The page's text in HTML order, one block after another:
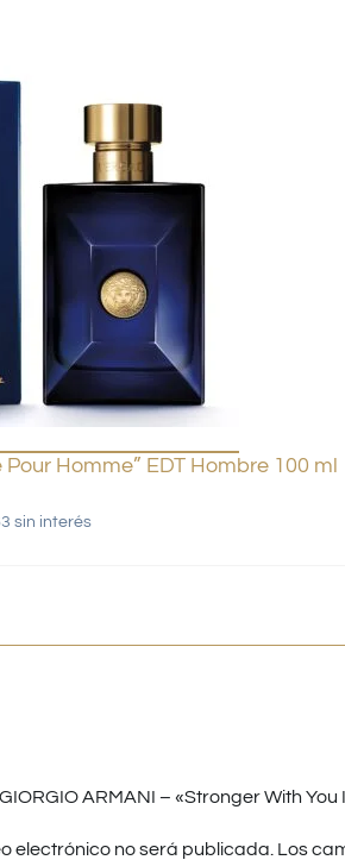
Homme” EDT Hombre 100 ml
sin interés
ARMANI – «Stronger With You
electrónico no será publicada. Los